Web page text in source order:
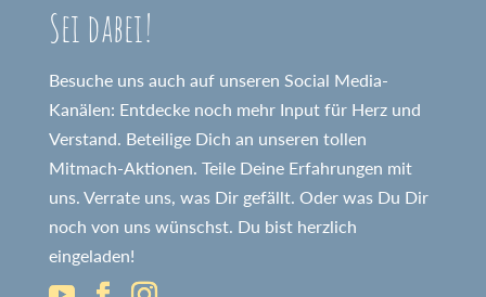
Sei dabei!
Besuche uns auch auf unseren Social Media-
Kanälen: Entdecke noch mehr Input für Herz und
Verstand. Beteilige Dich an unseren tollen
Mitmach-Aktionen. Teile Deine Erfahrungen mit
uns. Verrate uns, was Dir gefällt. Oder was Du Dir
noch von uns wünschst. Du bist herzlich
eingeladen!